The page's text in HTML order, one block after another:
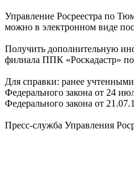
Управление Росреестра по
можно в электронном виде
Получить дополнительную
филиала ППК «Роскадастр»
Для справки: ранее
Федерального закона от 24
Федерального закона от
Пресс-служба Управления